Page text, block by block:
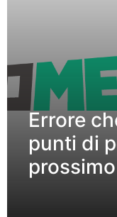
Errore
punti di